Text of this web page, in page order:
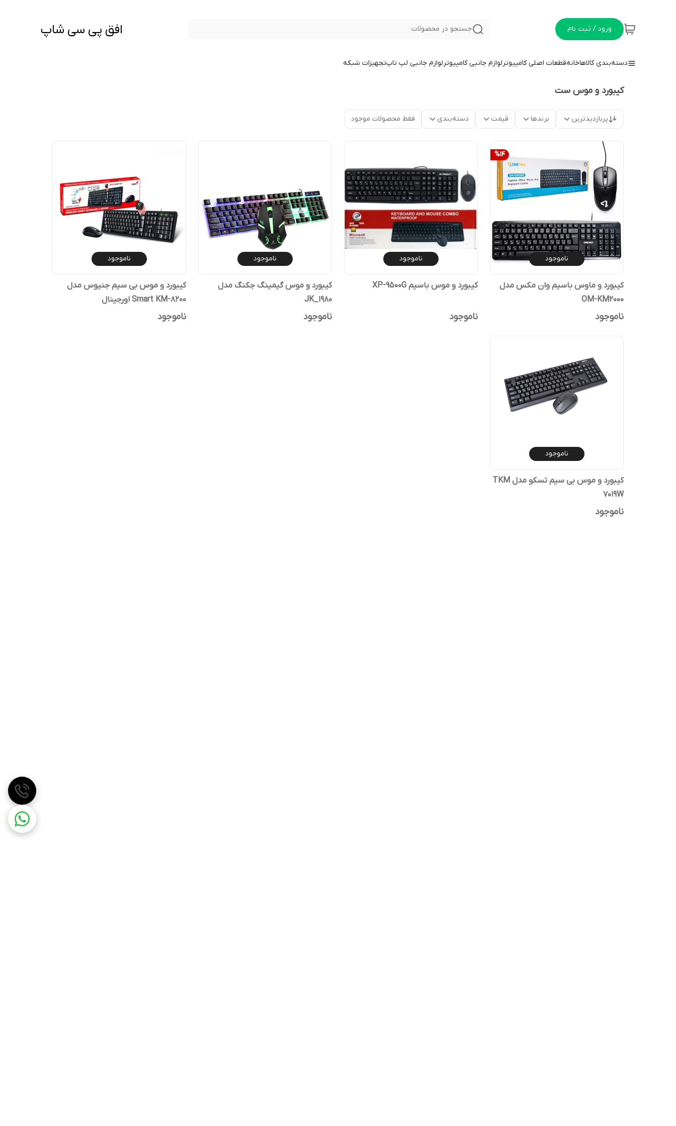
ورود / ثبت نام جستجو در محصولات افق پی سی شاپ
دسته‌بندی کالاهاخانهقطعات اصلی کامپیوترلوازم جانبی کامپیوترلوازم جانبی لپ تاپتجهیزات شبکه
کیبورد و موس ست
پربازدیدترین برندها قیمت دسته‌بندی فقط محصولات موجود
%14
ناموجود
کیبورد و ماوس باسیم وان مکس مدل
OM-KM2000
ناموجود
ناموجود
کیبورد و موس باسیم XP-9500G
ناموجود
ناموجود
کیبورد و موس گیمینگ جکنگ مدل
JK_1980
ناموجود
ناموجود
کیبورد و موس بی سیم جنیوس مدل
Smart KM-8200 اورجینال
ناموجود
ناموجود
کیبورد و موس بی سیم تسکو مدل TKM
7019W
ناموجود